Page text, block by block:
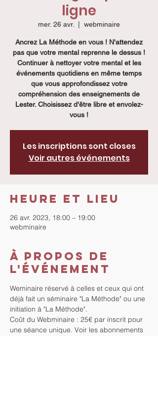
ligne
mer. 26 avr. webminaire
Ancrez La Méthode en vous ! N'attendez
pas que votre mental reprenne le dessus !
Continuer à nettoyer votre mental et les
événements quotidiens en même temps
que vous approfondissez votre
compréhension des enseignements de
Lester. Choisissez d'être libre et envolez-
vous !
Les inscriptions sont closes
Voir autres événements
Heure et lieu
26 avr. 2023, 18:00 – 19:00
webminaire
À propos de
l'événement
Weminaire réservé à celles et ceux qui ont
déjà fait un séminaire "La Méthode" ou une
initiation à "La Méthode".
Coût du Webminaire : 25€ par inscrit pour
une séance unique. Voir les abonnements